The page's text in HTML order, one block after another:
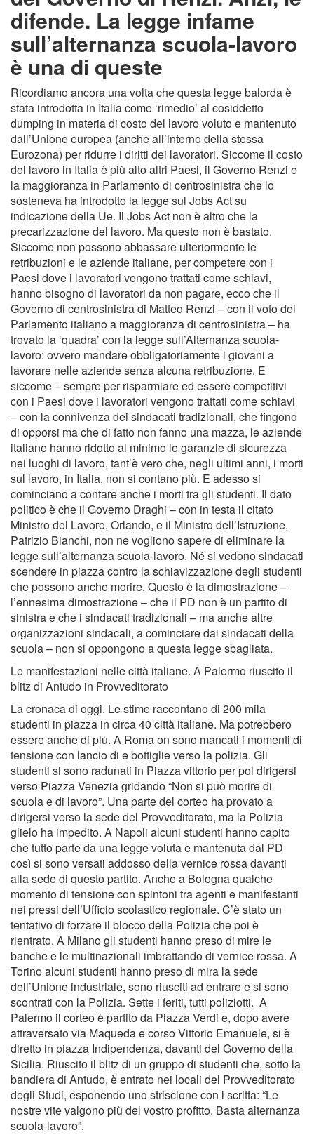
difende. La legge infame
sull’alternanza scuola-lavoro
è una di queste
Ricordiamo ancora una volta che questa legge balorda è
stata introdotta in Italia come ‘rimedio’ al cosiddetto
dumping in materia di costo del lavoro voluto e mantenuto
dall’Unione europea (anche all’interno della stessa
Eurozona) per ridurre i diritti dei lavoratori. Siccome il costo
del lavoro in Italia è più alto altri Paesi, il Governo Renzi e
la maggioranza in Parlamento di centrosinistra che lo
sosteneva ha introdotto la legge sul Jobs Act su
indicazione della Ue. Il Jobs Act non è altro che la
precarizzazione del lavoro. Ma questo non è bastato.
Siccome non possono abbassare ulteriormente le
retribuzioni e le aziende italiane, per competere con i
Paesi dove i lavoratori vengono trattati come schiavi,
hanno bisogno di lavoratori da non pagare, ecco che il
Governo di centrosinistra di Matteo Renzi – con il voto del
Parlamento italiano a maggioranza di centrosinistra – ha
trovato la ‘quadra’ con la legge sull’Alternanza scuola-
lavoro: ovvero mandare obbligatoriamente i giovani a
lavorare nelle aziende senza alcuna retribuzione. E
siccome – sempre per risparmiare ed essere competitivi
con i Paesi dove i lavoratori vengono trattati come schiavi
– con la connivenza dei sindacati tradizionali, che fingono
di opporsi ma che di fatto non fanno una mazza, le aziende
italiane hanno ridotto al minimo le garanzie di sicurezza
nei luoghi di lavoro, tant’è vero che, negli ultimi anni, i morti
sul lavoro, in Italia, non si contano più. E adesso si
cominciano a contare anche i morti tra gli studenti. Il dato
politico è che il Governo Draghi – con in testa il citato
Ministro del Lavoro, Orlando, e il Ministro dell’Istruzione,
Patrizio Bianchi, non ne vogliono sapere di eliminare la
legge sull’alternanza scuola-lavoro. Né si vedono sindacati
scendere in piazza contro la schiavizzazione degli studenti
che possono anche morire. Questo è la dimostrazione –
l’ennesima dimostrazione – che il PD non è un partito di
sinistra e che i sindacati tradizionali – ma anche altre
organizzazioni sindacali, a cominciare dai sindacati della
scuola – non si oppongono a questa legge sbagliata.
Le manifestazioni nelle città italiane. A Palermo riuscito il
blitz di Antudo in Provveditorato
La cronaca di oggi. Le stime raccontano di 200 mila
studenti in piazza in circa 40 città italiane. Ma potrebbero
essere anche di più. A Roma on sono mancati i momenti di
tensione con lancio di e bottiglie verso la polizia. Gli
studenti si sono radunati in Piazza vittorio per poi dirigersi
verso Piazza Venezia gridando “Non si può morire di
scuola e di lavoro”. Una parte del corteo ha provato a
dirigersi verso la sede del Provveditorato, ma la Polizia
glielo ha impedito. A Napoli alcuni studenti hanno capito
che tutto parte da una legge voluta e mantenuta dal PD
così si sono versati addosso della vernice rossa davanti
alla sede di questo partito. Anche a Bologna qualche
momento di tensione con spintoni tra agenti e manifestanti
nei pressi dell’Ufficio scolastico regionale. C’è stato un
tentativo di forzare il blocco della Polizia che poi è
rientrato. A Milano gli studenti hanno preso di mire le
banche e le multinazionali imbrattando di vernice rossa. A
Torino alcuni studenti hanno preso di mira la sede
dell’Unione industriale, sono riusciti ad entrare e si sono
scontrati con la Polizia. Sette i feriti, tutti poliziotti. A
Palermo il corteo è partito da Piazza Verdi e, dopo avere
attraversato via Maqueda e corso Vittorio Emanuele, si è
diretto in piazza Indipendenza, davanti del Governo della
Sicilia. Riuscito il blitz di un gruppo di studenti che, sotto la
bandiera di Antudo, è entrato nei locali del Provveditorato
degli Studi, esponendo uno striscione con l scritta: “Le
nostre vite valgono più del vostro profitto. Basta alternanza
scuola-lavoro”.